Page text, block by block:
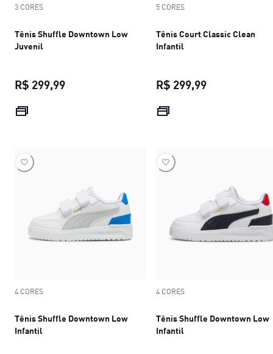
3 CORES
Tênis Shuffle Downtown Low
Juvenil
R$ 299,99
preço atual R$ 299,99
5 CORES
Tênis Court Classic Clean
Infantil
R$ 299,99
4 CORES
Tênis Shuffle Downtown Low
Infantil
4 CORES
Tênis Shuffle Downtown Low
Infantil